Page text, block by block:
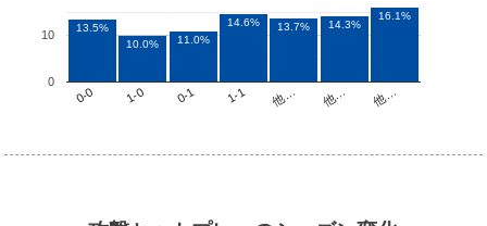
0-0 1-0 0-1 1-1 他… 他… 他…
0
10
13.5%
10.0%
11.0%
14.6% 13.7% 14.3%
16.1%